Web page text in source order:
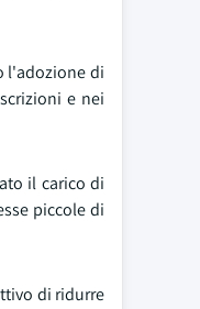
l'adozione di
e nei
il carico di
piccole di
di ridurre